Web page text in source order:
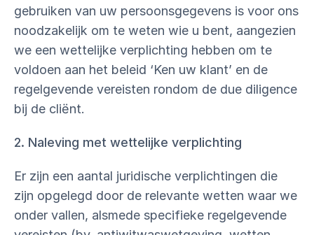
gebruiken van uw persoonsgegevens is voor ons
noodzakelijk om te weten wie u bent, aangezien
we een wettelijke verplichting hebben om te
voldoen aan het beleid ‘Ken uw klant’ en de
regelgevende vereisten rondom de due diligence
bij de cliënt.
2. Naleving met wettelijke verplichting
Er zijn een aantal juridische verplichtingen die
zijn opgelegd door de relevante wetten waar we
onder vallen, alsmede specifieke regelgevende